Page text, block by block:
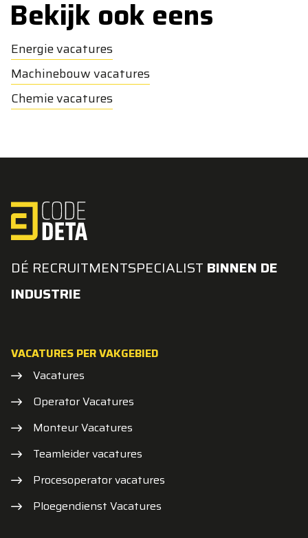
Bekijk ook eens
Energie vacatures
Machinebouw vacatures
Chemie vacatures
DÉ RECRUITMENTSPECIALIST BINNEN DE
INDUSTRIE
VACATURES PER VAKGEBIED
Vacatures
Operator Vacatures
Monteur Vacatures
Teamleider vacatures
Procesoperator vacatures
Ploegendienst Vacatures